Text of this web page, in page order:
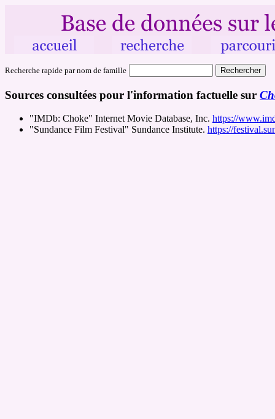
Recherche rapide par nom de famille
Sources consultées pour l'information factuelle sur
"IMDb: Choke" Internet Movie Database, Inc. https://
"Sundance Film Festival" Sundance Institute. https://